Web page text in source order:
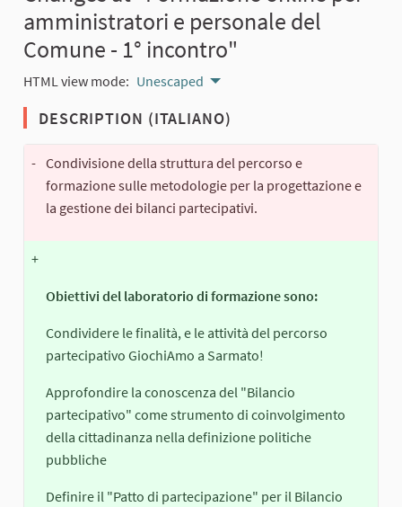
amministratori e personale del
Comune - 1° incontro"
HTML view mode: Unescaped
DESCRIPTION (ITALIANO)
- Condivisione della struttura del percorso e
formazione sulle metodologie per la progettazione e
la gestione dei bilanci partecipativi.
+
Obiettivi del laboratorio di formazione sono:
Condividere le finalità, e le attività del percorso
partecipativo GiochiAmo a Sarmato!
Approfondire la conoscenza del "Bilancio
partecipativo" come strumento di coinvolgimento
della cittadinanza nella definizione politiche
pubbliche
Definire il "Patto di partecipazione" per il Bilancio